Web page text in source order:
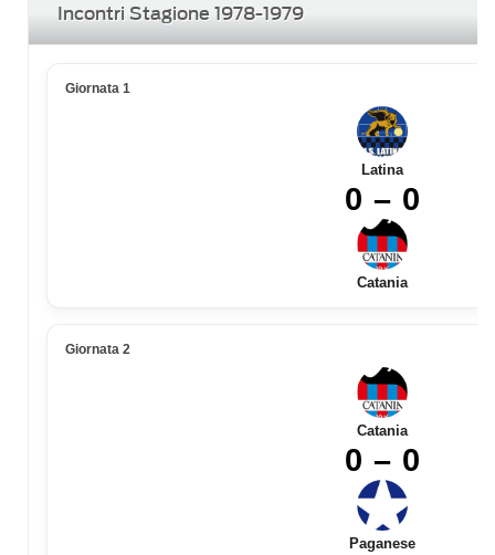
Incontri Stagione 1978-1979
Giornata 1
Latina
0 – 0
Catania
Giornata 2
Catania
0 – 0
Paganese